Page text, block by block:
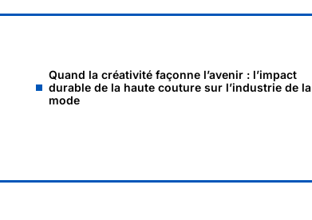
Quand la créativité façonne l’avenir : l’impact
durable de la haute couture sur l’industrie de la
mode